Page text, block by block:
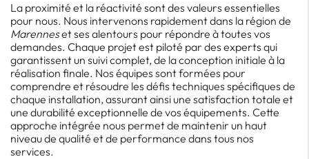
La proximité et la réactivité sont des valeurs essentielles
pour nous. Nous intervenons rapidement dans la région de
Marenneset ses alentours pour répondre à toutes vos
demandes. Chaque projet est piloté par des experts qui
garantissent un suivi complet, de la conception initiale à la
réalisation finale. Nos équipes sont formées pour
comprendre et résoudre les défis techniques spécifiques de
chaque installation, assurant ainsi une satisfaction totale et
une durabilité exceptionnelle de vos équipements. Cette
approche intégrée nous permet de maintenir un haut
niveau de qualité et de performance dans tous nos
services.